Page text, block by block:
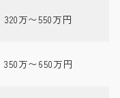
320万〜550万円
350万〜650万円